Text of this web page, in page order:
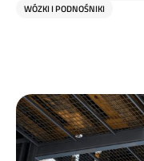
WÓZKI I PODNOŚNIKI